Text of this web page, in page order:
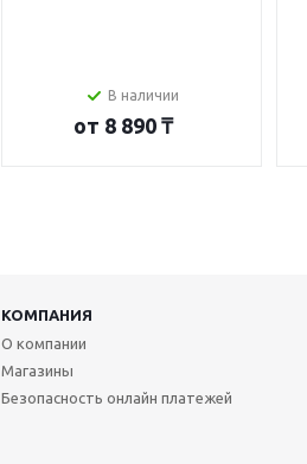
В наличии
от 8 890 ₸
КОМПАНИЯ
О компании
Магазины
Безопасность онлайн платежей